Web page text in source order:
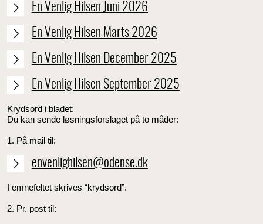
En Venlig Hilsen Juni 2026
En Venlig Hilsen Marts 2026
En Venlig Hilsen December 2025
En Venlig Hilsen September 2025
Krydsord i bladet:
Du kan sende løsningsforslaget på to måder:
1. På mail til:
envenlighilsen@odense.dk
I emnefeltet skrives “krydsord”.
2. Pr. post til: